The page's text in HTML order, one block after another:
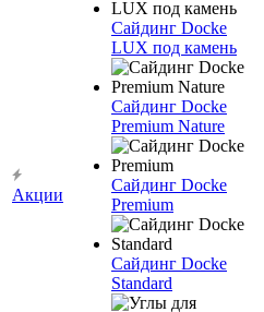
Акции
Сайдинг Docke
LUX под камень
Сайдинг Docke
Premium Nature
Сайдинг Docke
Premium
Сайдинг Docke
Standard